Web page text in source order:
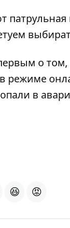
о
режиме
в
😆 😡